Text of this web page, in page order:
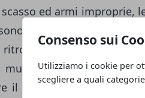
Consenso sui
Utilizziamo i cookie per
scegliere a quali
ed armi improprie,
stati deferiti in stato di
ritrovato in possesso di
munita di tappo
il ragazzo è stato